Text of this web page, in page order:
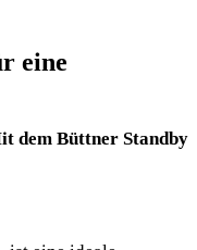
eine⁣
dem‍ Büttner Standby⁤